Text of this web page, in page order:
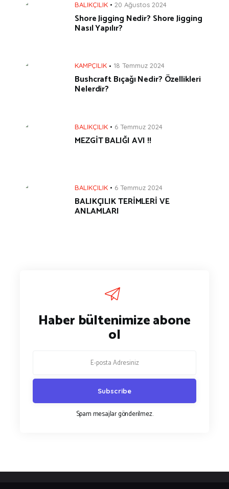
BALIKÇILIK 20 Ağustos 2024
Shore Jigging Nedir? Shore Jigging
Nasıl Yapılır?
KAMPÇILIK 18 Temmuz 2024
Bushcraft Bıçağı Nedir? Özellikleri
Nelerdir?
BALIKÇILIK 6 Temmuz 2024
MEZGİT BALIĞI AVI !!
BALIKÇILIK 6 Temmuz 2024
BALIKÇILIK TERİMLERİ VE
ANLAMLARI
Haber bültenimize abone
ol
Spam mesajlar gönderilmez.